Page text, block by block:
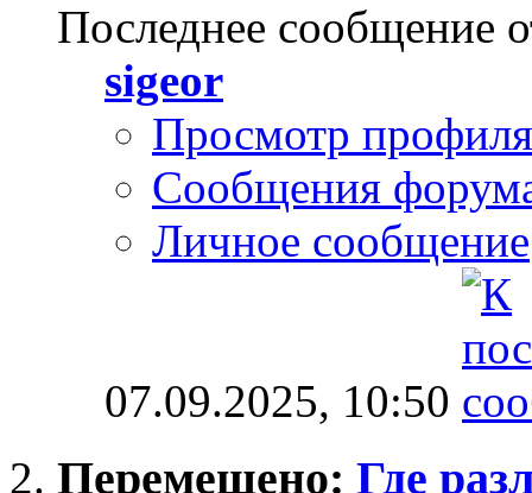
Последнее сообщение
sigeor
Просмотр профиля
Сообщения
Личное сообщение
07.09.2025, 10:50
Перемещено: Где